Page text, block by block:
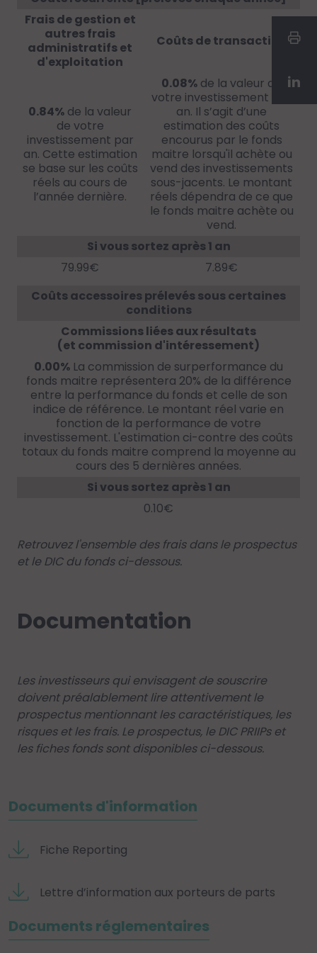
Frais de gestion et
autres frais
administratifs et
d'exploitation
Coûts de transaction
0.84% de la valeur
de votre
investissement par
an. Cette estimation
se base sur les coûts
réels au cours de
l’année dernière.
0.08% de la valeur de
votre investissement par
an. Il s’agit d’une
estimation des coûts
encourus par le fonds
maitre lorsqu'il achète ou
vend des investissements
sous-jacents. Le montant
réels dépendra de ce que
le fonds maitre achète ou
vend.
Si vous sortez après 1 an
79.99€
7.89€
Coûts accessoires prélevés sous certaines
conditions
Commissions liées aux résultats
(et commission d'intéressement)
0.00% La commission de surperformance du
fonds maitre représentera 20% de la différence
entre la performance du fonds et celle de son
indice de référence. Le montant réel varie en
fonction de la performance de votre
investissement. L'estimation ci-contre des coûts
totaux du fonds maitre comprend la moyenne au
cours des 5 dernières années.
Si vous sortez après 1 an
0.10€
Retrouvez l'ensemble des frais dans le prospectus
et le DIC du fonds ci-dessous.
Documentation
Les investisseurs qui envisagent de souscrire
doivent préalablement lire attentivement le
prospectus mentionnant les caractéristiques, les
risques et les frais. Le prospectus, le DIC PRIIPs et
les fiches fonds sont disponibles ci-dessous.
Documents d'information
Fiche Reporting
Lettre d’information aux porteurs de parts
Documents réglementaires